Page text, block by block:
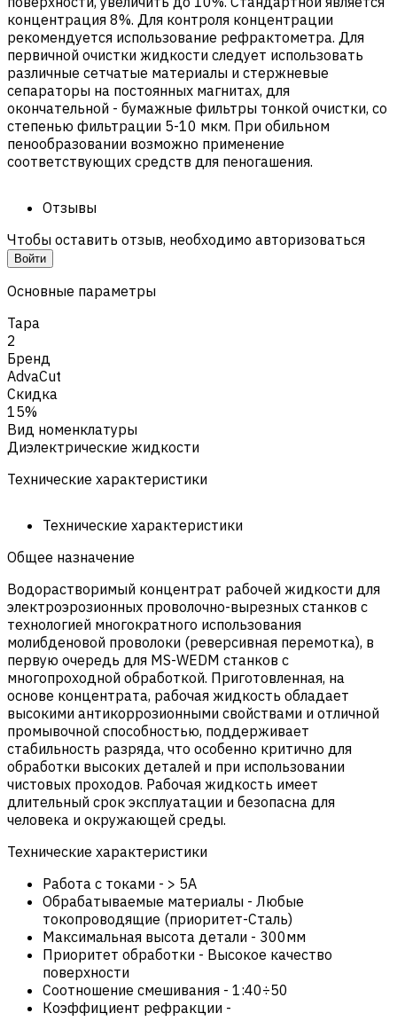
концентрация 8%. Для контроля концентрации
рекомендуется использование рефрактометра. Для
первичной очистки жидкости следует использовать
различные сетчатые материалы и стержневые
сепараторы на постоянных магнитах, для
окончательной - бумажные фильтры тонкой очистки, со
степенью фильтрации 5-10 мкм. При обильном
пенообразовании возможно применение
соответствующих средств для пеногашения.
Отзывы
Чтобы оставить отзыв, необходимо авторизоваться
Войти
Основные параметры
Тара
2
Бренд
AdvaCut
Скидка
15%
Вид номенклатуры
Диэлектрические жидкости
Технические характеристики
Технические характеристики
Общее назначение
Водорастворимый концентрат рабочей жидкости для
электроэрозионных проволочно-вырезных станков с
технологией многократного использования
молибденовой проволоки (реверсивная перемотка), в
первую очередь для MS-WEDM станков с
многопроходной обработкой. Приготовленная, на
основе концентрата, рабочая жидкость обладает
высокими антикоррозионными свойствами и отличной
промывочной способностью, поддерживает
стабильность разряда, что особенно критично для
обработки высоких деталей и при использовании
чистовых проходов. Рабочая жидкость имеет
длительный срок эксплуатации и безопасна для
человека и окружающей среды.
Технические характеристики
Работа с токами - > 5A
Обрабатываемые материалы - Любые
токопроводящие (приоритет-Сталь)
Максимальная высота детали - 300мм
Приоритет обработки - Высокое качество
поверхности
Соотношение смешивания - 1:40÷50
Коэффициент рефракции -